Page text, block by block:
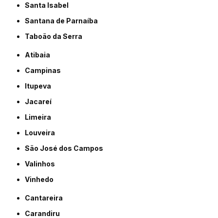
Santa Isabel
Santana de Parnaíba
Taboão da Serra
Atibaia
Campinas
Itupeva
Jacareí
Limeira
Louveira
São José dos Campos
Valinhos
Vinhedo
Cantareira
Carandiru